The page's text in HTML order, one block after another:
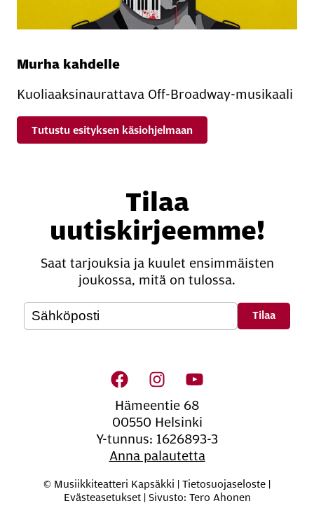
Murha kahdelle
Kuoliaaksinaurattava Off-Broadway-musikaali
Tutustu esityksen käsiohjelmaan
Tilaa
uutiskirjeemme!
Saat tarjouksia ja kuulet ensimmäisten
joukossa, mitä on tulossa.
Oheis­si­säl­lön na­vi­goin­ti
Hämeentie 68
00550 Helsinki
Y-tunnus: 1626893-3
Anna palautetta
© Musiikkiteatteri Kapsäkki | Tietosuojaseloste
Evästeasetukset| Sivusto: Tero Ahonen